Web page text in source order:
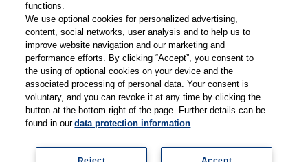
关注微博
关注微信
有关Thieme图书翻译及版权业务，请联系：rights@thieme.de
| Thieme-Connect |
functions.
We use optional cookies for personalized advertising,
content, social networks, user analysis and to help us to
improve website navigation and our marketing and
performance efforts. By clicking “Accept”, you consent to
the using of optional cookies on your device and the
associated processing of personal data. Your consent is
voluntary, and you can revoke it at any time by clicking the
button at the bottom right of the page. Further details can be
found in ourdata protection information.